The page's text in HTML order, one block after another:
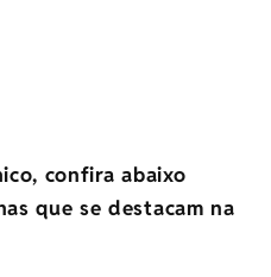
confira abaixo
que se destacam na